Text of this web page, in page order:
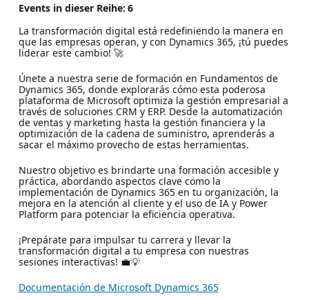
Events in dieser Reihe: 6
La transformación digital está redefiniendo la manera en
que las empresas operan, y con Dynamics 365, ¡tú puedes
liderar este cambio! 🚀
Únete a nuestra serie de formación en Fundamentos de
Dynamics 365, donde explorarás cómo esta poderosa
plataforma de Microsoft optimiza la gestión empresarial a
través de soluciones CRM y ERP. Desde la automatización
de ventas y marketing hasta la gestión financiera y la
optimización de la cadena de suministro, aprenderás a
sacar el máximo provecho de estas herramientas.
Nuestro objetivo es brindarte una formación accesible y
práctica, abordando aspectos clave como la
implementación de Dynamics 365 en tu organización, la
mejora en la atención al cliente y el uso de IA y Power
Platform para potenciar la eficiencia operativa.
¡Prepárate para impulsar tu carrera y llevar la
transformación digital a tu empresa con nuestras
sesiones interactivas! 💼💡
Documentación de Microsoft Dynamics 365